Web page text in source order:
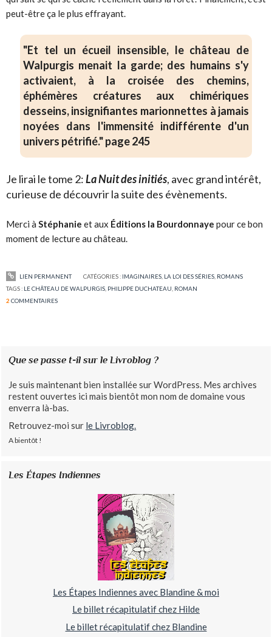
peut-être ça le plus effrayant.
"Et tel un écueil insensible, le château de
Walpurgis menait la garde; des humains s'y
activaient, à la croisée des chemins,
éphémères créatures aux chimériques
desseins, insignifiantes marionnettes à jamais
noyées dans l'immensité indifférente d'un
univers pétrifié." page 245
Je lirai le tome 2:La Nuit des initiés, avec grand intérêt,
curieuse de découvrir la suite des évènements.
Merci àStéphanie et aux Éditions la Bourdonnaye pour ce bon
moment de lecture au château.
LIEN PERMANENT CATÉGORIES : IMAGINAIRES, LA LOI DES SÉRIES, ROMANS
TAGS : LE CHÂTEAU DE WALPURGIS, PHILIPPE DUCHATEAU, ROMAN
2 COMMENTAIRES
Que se passe t-il sur le Livroblog ?
Je suis maintenant bien installée sur WordPress. Mes archives
restent ouvertes ici mais bientôt mon nom de domaine vous
enverra là-bas.
Retrouvez-moi sur le Livroblog.
A bientôt !
Les Étapes Indiennes
Les Étapes Indiennes avec Blandine & moi
Le billet récapitulatif chez Hilde
Le billet récapitulatif chez Blandine